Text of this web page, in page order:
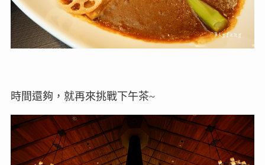
時間還夠，就再來挑戰下午茶~